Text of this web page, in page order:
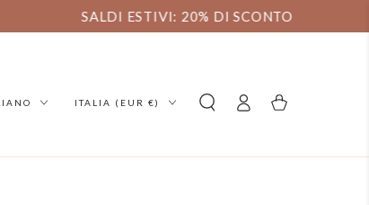
ITALIA (EUR €) Accedi Carello